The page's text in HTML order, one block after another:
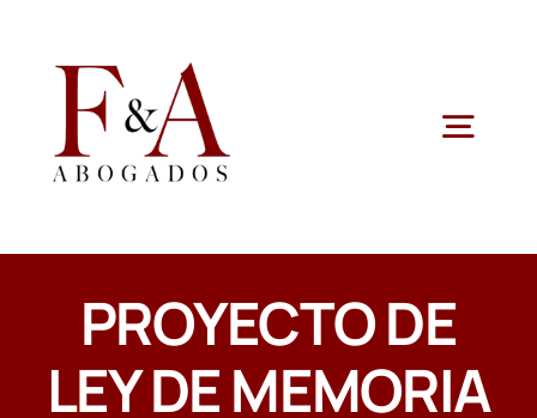
contenido
QUIENES SOMOS
ÁREAS JURÍDICAS
PROYECTO DE
LEY DE MEMORIA